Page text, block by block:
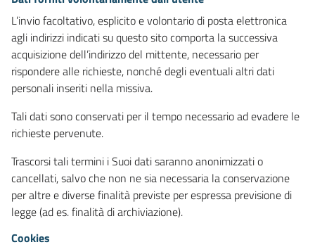
L’invio facoltativo, esplicito e volontario di posta elettronica
agli indirizzi indicati su questo sito comporta la successiva
acquisizione dell’indirizzo del mittente, necessario per
rispondere alle richieste, nonché degli eventuali altri dati
personali inseriti nella missiva.
Tali dati sono conservati per il tempo necessario ad evadere le
richieste pervenute.
Trascorsi tali termini i Suoi dati saranno anonimizzati o
cancellati, salvo che non ne sia necessaria la conservazione
per altre e diverse finalità previste per espressa previsione di
legge (ad es. finalità di archiviazione).
Cookies